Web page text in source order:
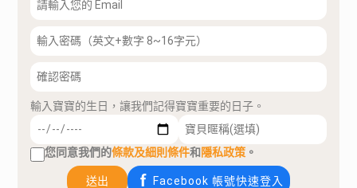
輸入寶寶的生日，讓我們記得寶寶重要的日子。
您同意我們的條款及細則條件和隱私政策 。
送出 Facebook 帳號快速登入